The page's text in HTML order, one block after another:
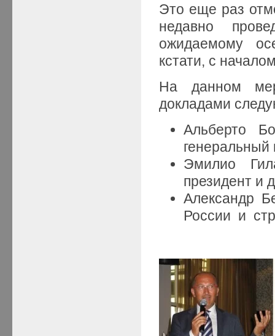
Это еще раз
недавно
ожидаемому
кстати, с
На данном
докладами
Альберто
генеральный
Эмилио
президент и
Александр
России и